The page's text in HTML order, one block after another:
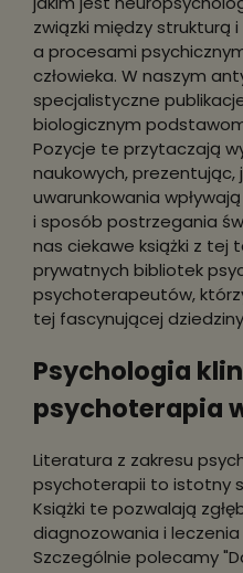
związki między strukturą
a procesami
człowieka. W naszym
specjalistyczne
biologicznym
Pozycje te przytaczają
naukowych, prezentując,
uwarunkowania
i sposób postrzegania
nas ciekawe książki z tej
prywatnych bibliotek
psychoterapeutów,
tej fascynującej
Psychologia
psychoterapia
Literatura z zakresu
psychoterapii to istotny
Książki te pozwalają
diagnozowania i
Szczególnie polecamy